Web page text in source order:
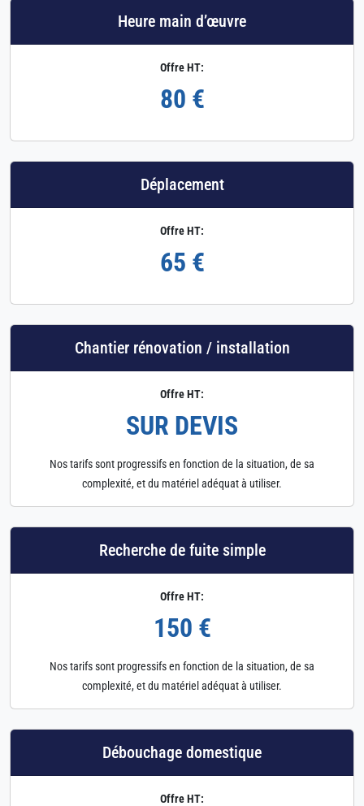
Heure main d’œuvre
Offre HT:
80 €
Déplacement
Offre HT:
65 €
Chantier rénovation / installation
Offre HT:
SUR DEVIS
Nos tarifs sont progressifs en fonction de la situation, de sa
complexité, et du matériel adéquat à utiliser.
Recherche de fuite simple
Offre HT:
150 €
Nos tarifs sont progressifs en fonction de la situation, de sa
complexité, et du matériel adéquat à utiliser.
Débouchage domestique
Offre HT: